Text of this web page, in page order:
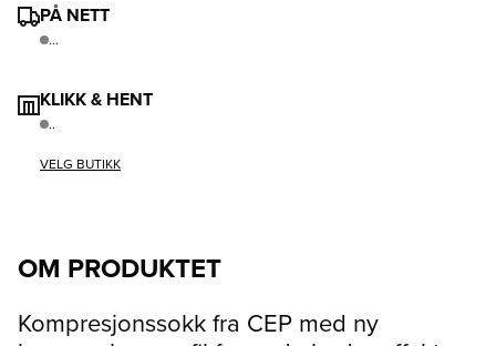
PÅ NETT
...
KLIKK & HENT
..
VELG BUTIKK
OM PRODUKTET
Kompresjonssokk fra CEP med ny